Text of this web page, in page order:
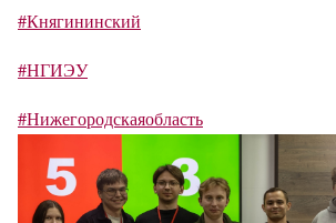
#Княгининский
#НГИЭУ
#Нижегородскаяобласть